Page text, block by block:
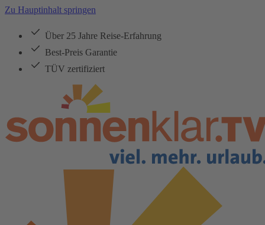
Zu Hauptinhalt springen
Über 25 Jahre Reise-Erfahrung
Best-Preis Garantie
TÜV zertifiziert